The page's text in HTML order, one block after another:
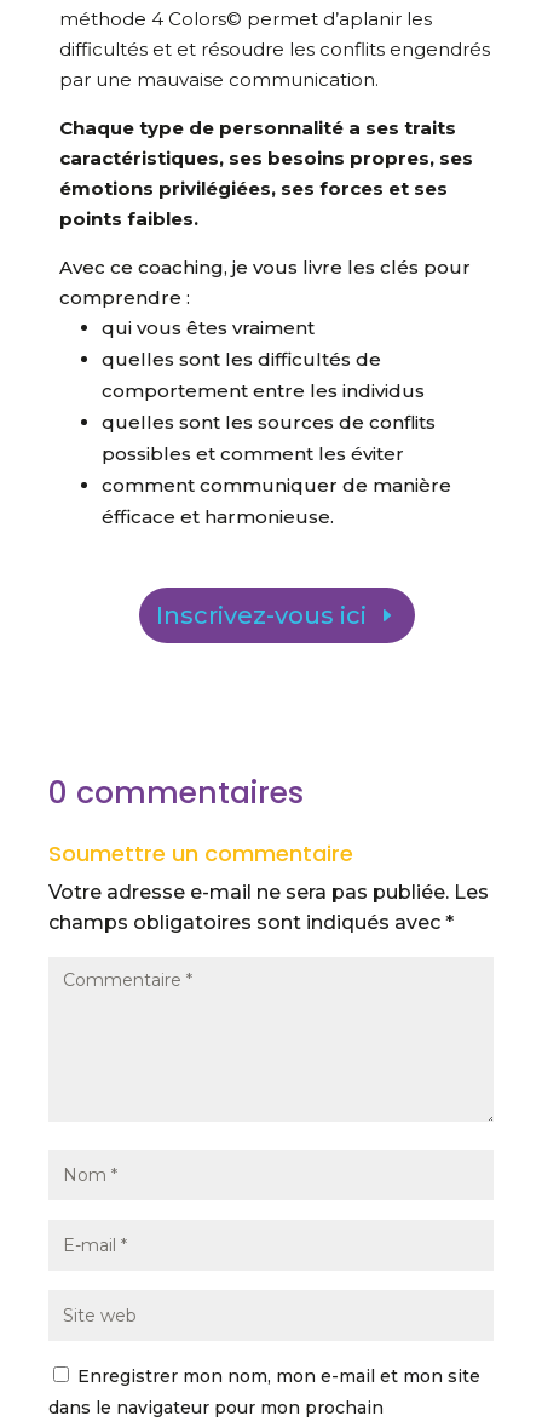
méthode 4 Colors© permet d’aplanir les
difficultés et et résoudre les conflits engendrés
par une mauvaise communication.
Chaque type de personnalité a ses traits
caractéristiques, ses besoins propres, ses
émotions privilégiées, ses forces et ses
points faibles.
Avec ce coaching, je vous livre les clés pour
comprendre :
qui vous êtes vraiment
quelles sont les difficultés de
comportement entre les individus
quelles sont les sources de conflits
possibles et comment les éviter
comment communiquer de manière
éfficace et harmonieuse.
Inscrivez-vous ici
0 commentaires
Soumettre un commentaire
Votre adresse e-mail ne sera pas publiée. Les
champs obligatoires sont indiqués avec*
Enregistrer mon nom, mon e-mail et mon site
dans le navigateur pour mon prochain